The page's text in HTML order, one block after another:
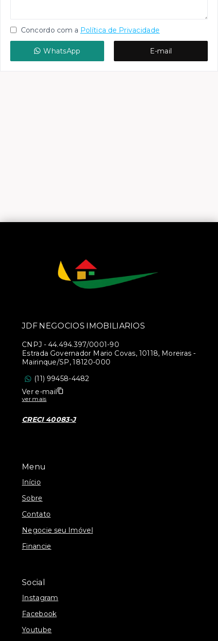
Concordo com a Política de Privacidade
WhatsApp E-mail
Menu
Início
Sobre
Contato
Negocie seu Imóvel
Financie
Social
Instagram
Facebook
Youtube
JDF NEGOCIOS IMOBILIARIOS
CNPJ - 44.494.397/0001-90
Estrada Governador Mario Covas, 10118, Moreiras -
Mairinque/SP, 18120-000
(11) 99458-4482
Ver e-mail
ver mais
CRECI 40083-J